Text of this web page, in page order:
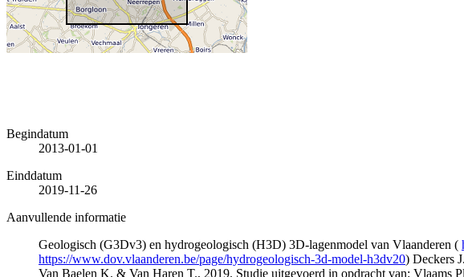
Begindatum
2013-01-01
Einddatum
2019-11-26
Aanvullende informatie
Geologisch (G3Dv3) en hydrogeologisch (H3D) 3D-lagenmodel van Vlaanderen (
https://www.dov.vlaanderen.be/page/hydrogeologisch-3d-model-h3dv20) Deckers
Van Baelen K. & Van Haren T., 2019. Studie uitgevoerd in opdracht van: